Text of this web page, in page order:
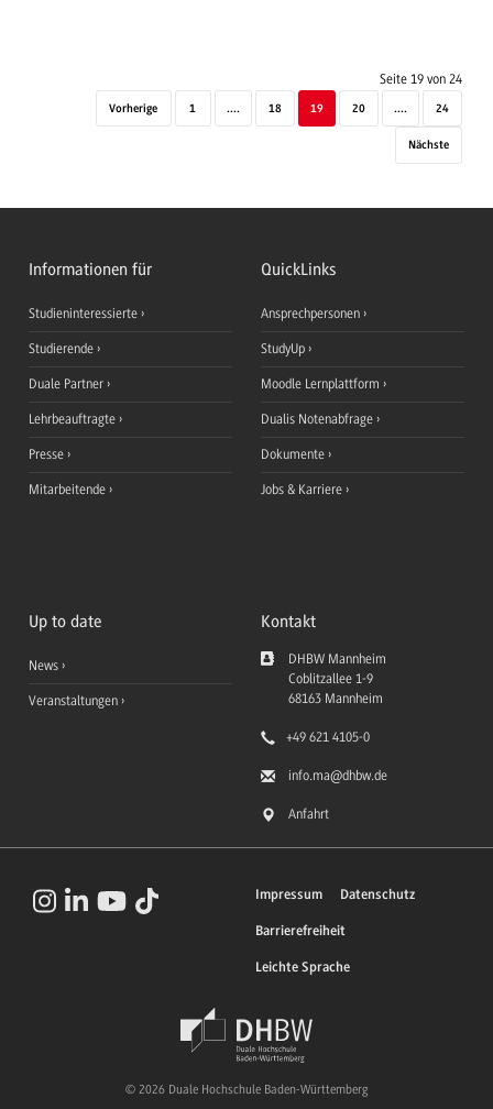
Seite 19 von 24
Vorherige 1 .... 18 19 20 .... 24
Nächste
Informationen für
Studieninteressierte
Studierende
Duale Partner
Lehrbeauftragte
Presse
Mitarbeitende
QuickLinks
Ansprechpersonen
StudyUp
Moodle Lernplattform
Dualis Notenabfrage
Dokumente
Jobs & Karriere
Up to date
News
Veranstaltungen
Kontakt
DHBW Mannheim
Coblitzallee 1-9
68163 Mannheim
+49 621 4105-0
info.ma@dhbw.de
Anfahrt
Impressum Datenschutz
Barrierefreiheit
Leichte Sprache
© 2026 Duale Hochschule Baden-Württemberg